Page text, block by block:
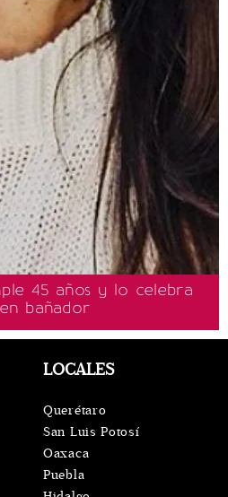
45 años y lo celebra
bañador
LOCALES
Querétaro
San Luis Potosí
Oaxaca
Puebla